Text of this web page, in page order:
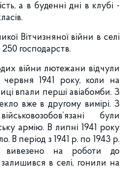
а в буденні дні в клубі -
Вітчизняної війни в селі
250 господарств.
війни лютежани відчули
1941 року, коли на
впали перші авіабомби. З
вже в другому вимірі. З
були
армію. В липні 1941 року
В період з 1941 р. по 1943 р.
вивезено на роботи до
в селі, гонили на